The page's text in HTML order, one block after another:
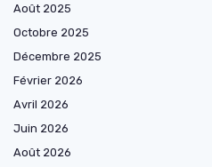
Août 2025
Octobre 2025
Décembre 2025
Février 2026
Avril 2026
Juin 2026
Août 2026